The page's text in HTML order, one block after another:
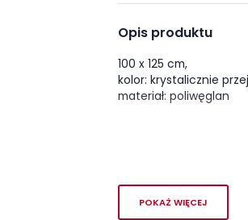
Opis produktu
100 x 125 cm,
kolor: krystalicznie
materiał: poliwęglan
POKAŻ WIĘCEJ